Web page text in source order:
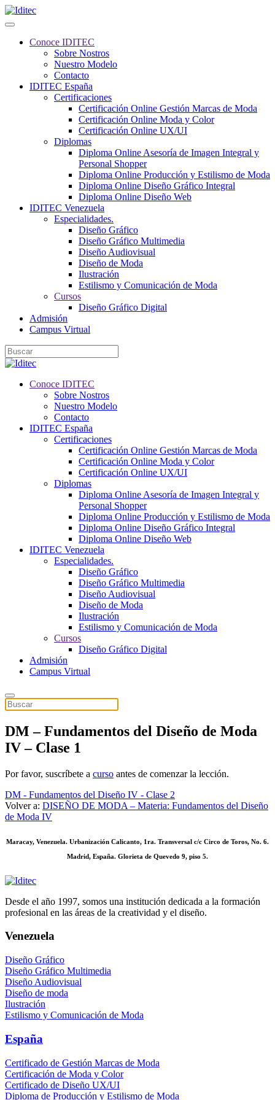
Conoce IDITEC
Sobre Nostros
Nuestro Modelo
Contacto
IDITEC España
Certificaciones
Certificación Online Gestión Marcas de Moda
Certificación Online Moda y Color
Certificación Online UX/UI
Diplomas
Diploma Online Asesoría de Imagen Integral y
Personal Shopper
Diploma Online Producción y Estilismo de Moda
Diploma Online Diseño Gráfico Integral
Diploma Online Diseño Web
IDITEC Venezuela
Especialidades.
Diseño Gráfico
Diseño Gráfico Multimedia
Diseño Audiovisual
Diseño de Moda
Ilustración
Estilismo y Comunicación de Moda
Cursos
Diseño Gráfico Digital
Admisión
Campus Virtual
Conoce IDITEC
Sobre Nostros
Nuestro Modelo
Contacto
IDITEC España
Certificaciones
Certificación Online Gestión Marcas de Moda
Certificación Online Moda y Color
Certificación Online UX/UI
Diplomas
Diploma Online Asesoría de Imagen Integral y
Personal Shopper
Diploma Online Producción y Estilismo de Moda
Diploma Online Diseño Gráfico Integral
Diploma Online Diseño Web
IDITEC Venezuela
Especialidades.
Diseño Gráfico
Diseño Gráfico Multimedia
Diseño Audiovisual
Diseño de Moda
Ilustración
Estilismo y Comunicación de Moda
Cursos
Diseño Gráfico Digital
Admisión
Campus Virtual
DM – Fundamentos del Diseño de Moda
IV – Clase 1
Por favor, suscríbete a curso antes de comenzar la lección.
DM - Fundamentos del Diseño IV - Clase 2
Volver a: DISEÑO DE MODA – Materia: Fundamentos del Diseño
de Moda IV
Maracay, Venezuela. Urbanización Calicanto, 1ra. Transversal c/c Circo de Toros, No. 6.
Madrid, España. Glorieta de Quevedo 9, piso 5.
Desde el año 1997, somos una institución dedicada a la formación
profesional en las áreas de la creatividad y el diseño.
Venezuela
Diseño Gráfico
Diseño Gráfico Multimedia
Diseño Audiovisual
Diseño de moda
Ilustración
Estilismo y Comunicación de Moda
España
Certificado de Gestión Marcas de Moda
Certificación de Moda y Color
Certificado de Diseño UX/UI
Diploma de Producción y Estilismo de Moda